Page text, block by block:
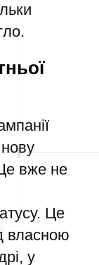
вже не
Це
власною
у